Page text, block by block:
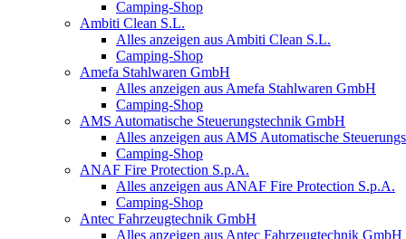
Camping-Shop
Ambiti Clean S.L.
Alles anzeigen aus Ambiti Clean S.L.
Camping-Shop
Amefa Stahlwaren GmbH
Alles anzeigen aus Amefa Stahlwaren GmbH
Camping-Shop
AMS Automatische Steuerungstechnik GmbH
Alles anzeigen aus AMS Automatische
Camping-Shop
ANAF Fire Protection S.p.A.
Alles anzeigen aus ANAF Fire Protection S.p.A.
Camping-Shop
Antec Fahrzeugtechnik GmbH
Alles anzeigen aus Antec Fahrzeugtechnik GmbH